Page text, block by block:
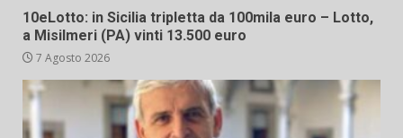
10eLotto: in Sicilia tripletta da 100mila euro – Lotto,
a Misilmeri (PA) vinti 13.500 euro
7 Agosto 2026